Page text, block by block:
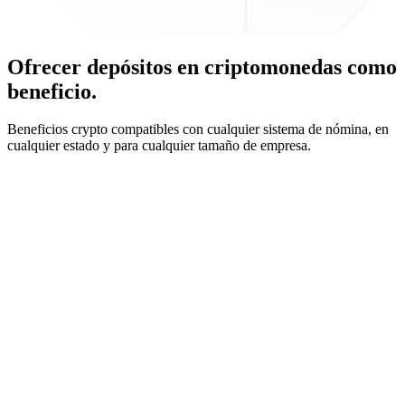
Ofrecer depósitos en criptomonedas como
beneficio.
Beneficios crypto compatibles con cualquier sistema de nómina, en
cualquier estado y para cualquier tamaño de empresa.